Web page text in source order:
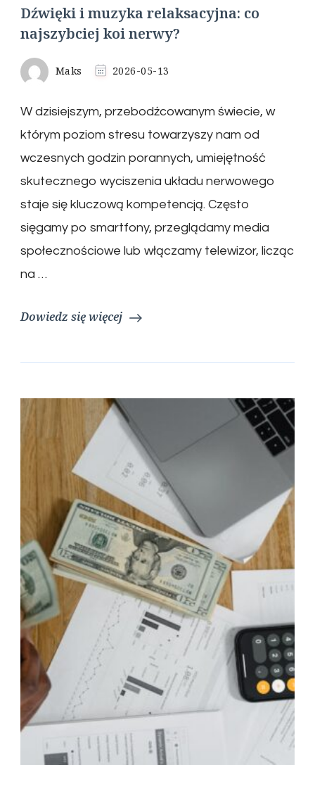
Dźwięki i muzyka relaksacyjna: co
najszybciej koi nerwy?
Maks 2026-05-13
W dzisiejszym, przebodźcowanym świecie, w
którym poziom stresu towarzyszy nam od
wczesnych godzin porannych, umiejętność
skutecznego wyciszenia układu nerwowego
staje się kluczową kompetencją. Często
sięgamy po smartfony, przeglądamy media
społecznościowe lub włączamy telewizor, licząc
na …
Dowiedz się więcej